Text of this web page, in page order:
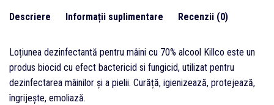
Descriere Informații suplimentare Recenzii (0)
Loțiunea dezinfectantă pentru mâini cu 70% alcool Killco este un
produs biocid cu efect bactericid si fungicid, utilizat pentru
dezinfectarea mâinilor și a pielii. Curăță, igienizează, protejează,
îngrijește, emoliază.